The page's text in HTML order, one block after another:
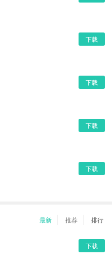
下载
下载
下载
下载
最新 推荐 排行
下载